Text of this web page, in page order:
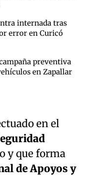
internada tras
error en Curicó
preventiva
en Zapallar
en el
y que forma
de Apoyos y